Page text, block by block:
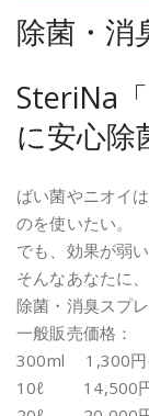
除菌・消
SteriNa
に安心除
ばい菌やニオイ
のを使いたい。
でも、効果が弱
そんなあなたに
除菌・消臭スプ
一般販売価格：
300ml 1,300円(
10ℓ 14,500円(